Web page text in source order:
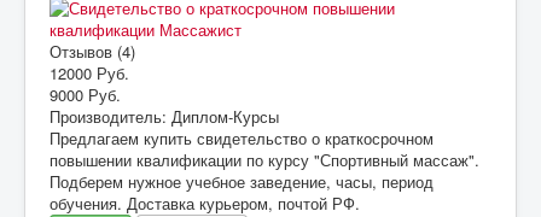
Отзывов (4)
12000 Руб.
9000 Руб.
Производитель: Диплом-Курсы
Предлагаем купить свидетельство о краткосрочном
повышении квалификации по курсу "Спортивный массаж".
Подберем нужное учебное заведение, часы, период
обучения. Доставка курьером, почтой РФ.